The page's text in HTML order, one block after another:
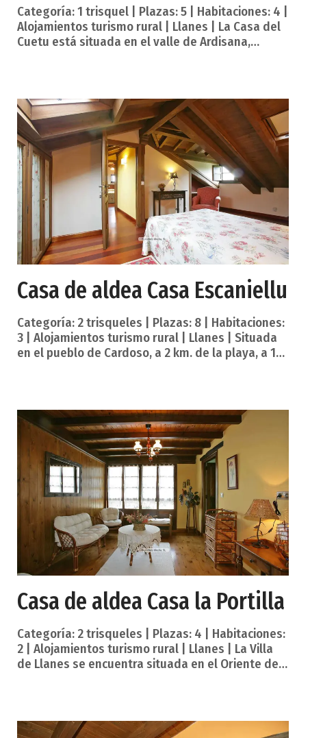
Categoría: 1 trisquel | Plazas: 5 | Habitaciones: 4 |
Alojamientos turismo rural | Llanes | La Casa del
Cuetu está situada en el valle de Ardisana,
Es una casa centenaria, rehabilitada en 1990 con
gran esmero y respetando la arquitectura
tradicional asturiana. Casa de alquiler integro,
tiene 4 habitaciones todas exteriores con un
encanto diferente y especial, 2 baños completos
(1 en la planta baja),
Casa de aldea Casa Escaniellu
Categoría: 2 trisqueles | Plazas: 8 | Habitaciones:
3 | Alojamientos turismo rural | Llanes | Situada
en el pueblo de Cardoso, a 2 km. de la playa, a 15
originales de la época modernista. Tiene 3
habitaciones todas ellas con baño individual
completo, además en el amplio ático, con baño
completo, hay un sofá cama. Cuenta también con
un salón comedor en la planta baja y una amplia
terraza con vistas al horizont
Casa de aldea Casa la Portilla
Categoría: 2 trisqueles | Plazas: 4 | Habitaciones:
2 | Alojamientos turismo rural | Llanes | La Villa
de Llanes se encuentra situada en el Oriente de
toda época del año, invita, cada vez más, a visitar